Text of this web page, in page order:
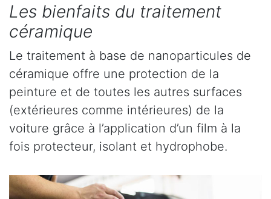
Les bienfaits du traitement
céramique
Le traitement à base de nanoparticules de
céramique offre une protection de la
peinture et de toutes les autres surfaces
(extérieures comme intérieures) de la
voiture grâce à l’application d’un film à la
fois protecteur, isolant et hydrophobe.